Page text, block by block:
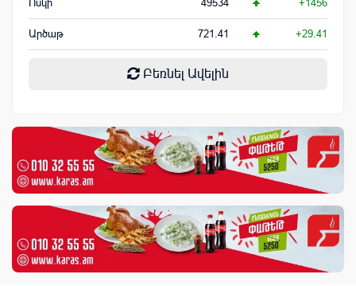
Ոսկի 49534 +1456
Արծաթ 721.41 +29.41
Բեռնել Ավելին